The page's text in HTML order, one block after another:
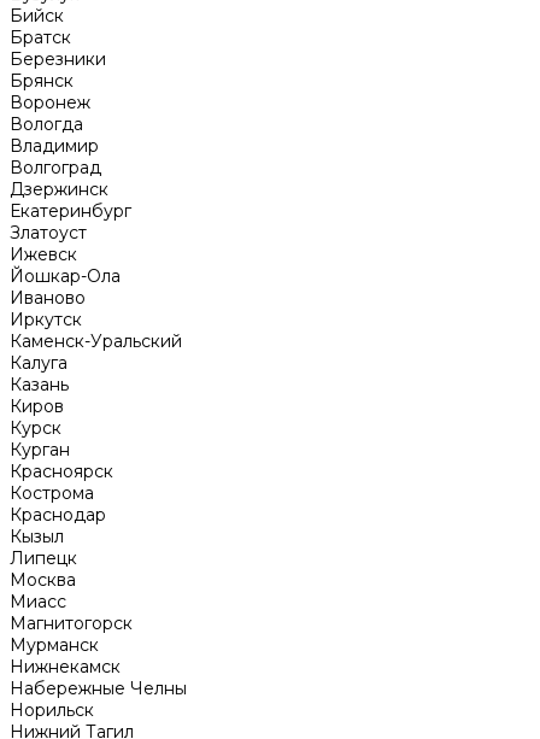
Бийск
Братск
Березники
Брянск
Воронеж
Вологда
Владимир
Волгоград
Дзержинск
Екатеринбург
Златоуст
Ижевск
Йошкар-Ола
Иваново
Иркутск
Каменск-Уральский
Калуга
Казань
Киров
Курск
Курган
Красноярск
Кострома
Краснодар
Кызыл
Липецк
Москва
Миасс
Магнитогорск
Мурманск
Нижнекамск
Набережные Челны
Норильск
Нижний Тагил